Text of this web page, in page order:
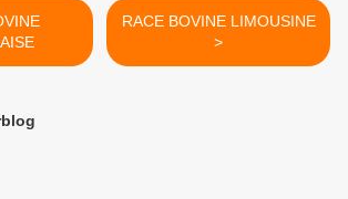
RACE BOVINE LIMOUSINE
>